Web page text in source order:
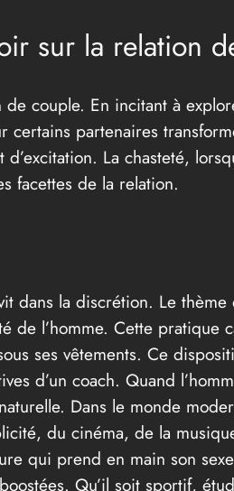
sur la relation
couple. En incitant à
partenaires
La chasteté,
facettes de la relation.
dans la discrétion. Le
de l’homme. Cette pratique
ses vêtements. Ce
d’un coach. Quand
Dans le monde
du cinéma, de la
qui prend en main son
Qu’il soit sportif,